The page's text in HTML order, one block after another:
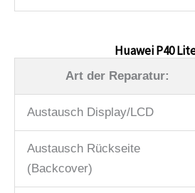
Huawei P40
Art der Reparatur:
Austausch Display/LCD
Austausch Rückseite
(Backcover)